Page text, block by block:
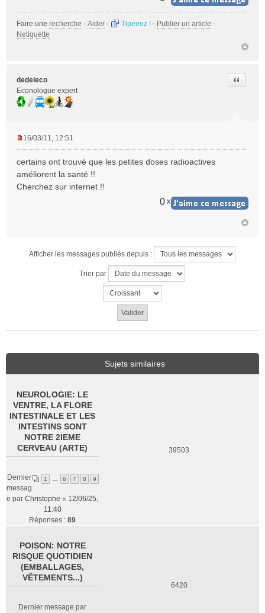
Faire une recherche - Aider - Tipeeez ! - Publier un article -
Netiquette
dedeleco
Econologue expert
Citer
s
s
a
16/03/11, 12:51
certains ont trouvé que les petites doses radioactives
améliorent la santé !!
Cherchez sur internet !!
0 x
Afficher les messages publiés depuis :
Trier par
Sujets similaires
NEUROLOGIE: LE
VENTRE, LA FLORE
INTESTINALE ET LES
INTESTINS SONT
NOTRE 2IEME
CERVEAU (ARTE)
1 6 7 8 9
Dernier
messag
e par Christophe « 12/06/25,
11:40
Réponses : 89
39503
POISON: NOTRE
RISQUE QUOTIDIEN
(EMBALLAGES,
VÊTEMENTS...)
Dernier message par
6420